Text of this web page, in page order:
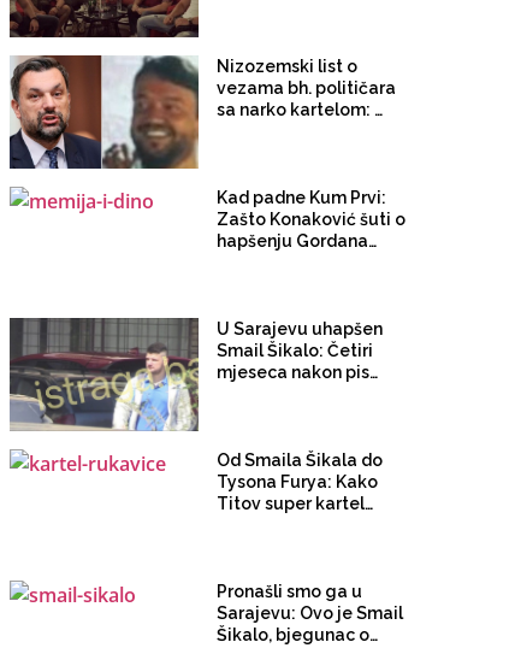
donio odluku - mogu
nastaviti raditi iste
poslove kao policajci!
Nizozemski list o
vezama bh. političara
sa narko kartelom: Da
Gačanina Tita u
Dubaiju?
Kad padne Kum Prvi:
Zašto Konaković šuti o
hapšenju Gordana
U Sarajevu uhapšen
Smail Šikalo: Četiri
mjeseca nakon pisanja
Od Smaila Šikala do
Tysona Furya: Kako
Titov super kartel
Pronašli smo ga u
Sarajevu: Ovo je Smail
Šikalo, bjegunac od